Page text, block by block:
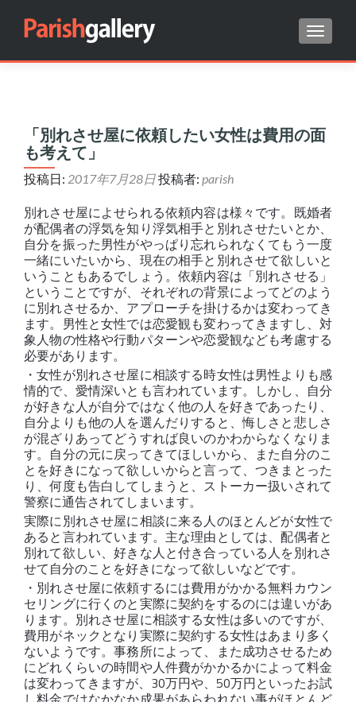
ナビゲ
「別れさせ屋に依頼したい女性は費用の面
も考えて」
投稿日: 2017年7月28日投稿者: parish
別れさせ屋によせられる依頼内容は様々です。既婚者
が配偶者の浮気を知り浮気相手と別れさせたいとか、
自分を振った男性がやっぱり忘れられなくてもう一度
一緒にいたいから、現在の相手と別れさせて欲しいと
いうこともあるでしょう。依頼内容は「別れさせる」
ということですが、それぞれの背景によってどのよう
に別れさせるか、アプローチを掛けるかは変わってき
ます。男性と女性では恋愛観も変わってきますし、対
象人物の性格や行動パターンや恋愛観なども考慮する
必要があります。
・女性が別れさせ屋に相談する時女性は男性よりも感
情的で、愛情深いとも言われています。しかし、自分
が好きな人が自分ではなく他の人を好きであったり、
自分よりも他の人を選んだりすると、悔しさと悲しさ
が混ざりあってどうすれば良いのかわからなくなりま
す。自分の元に戻ってきてほしいから、また自分のこ
とを好きになって欲しいからと言って、つきまとった
り、何度も告白してしまうと、ストーカー扱いされて
警察に通告されてしまいます。
実際に別れさせ屋に相談に来る人のほとんどが女性で
あると言われています。主な理由としては、配偶者と
別れて欲しい、好きな人と付き合っている人を別れさ
せて自分のことを好きになって欲しいなどです。
・別れさせ屋に依頼するには費用がかかる無料カウン
セリングに行くのと実際に契約をするのには違いがあ
ります。別れさせ屋に相談する女性は多いのですが、
費用がネックとなり実際に契約する女性はあまり多く
ないようです。事務所によって、また成功させるため
にどれくらいの時間や人件費がかかるかによって料金
は変わってきますが、30万円や、50万円といったお試